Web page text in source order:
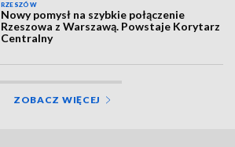
RZESZÓW
Nowy pomysł na szybkie połączenie
Rzeszowa z Warszawą. Powstaje Korytarz
Centralny
ZOBACZ WIĘCEJ